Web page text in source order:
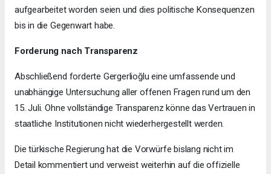
aufgearbeitet worden seien und dies politische Konsequenzen
bis in die Gegenwart habe.
Forderung nach Transparenz
Abschließend forderte Gergerlioğlu eine umfassende und
unabhängige Untersuchung aller offenen Fragen rund um den
15. Juli. Ohne vollständige Transparenz könne das Vertrauen in
staatliche Institutionen nicht wiederhergestellt werden.
Die türkische Regierung hat die Vorwürfe bislang nicht im
Detail kommentiert und verweist weiterhin auf die offizielle